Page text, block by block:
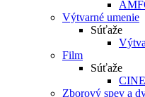
Výtvarné umenie
Súťaže
Film
Súťaže
Zborový spev a